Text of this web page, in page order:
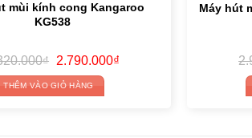
mùi kính cong Kangaroo
KG538
₫ Original
was:
4.320.000₫.
2.790.000₫Current
THÊM VÀO GIỎ HÀNG
Máy hút